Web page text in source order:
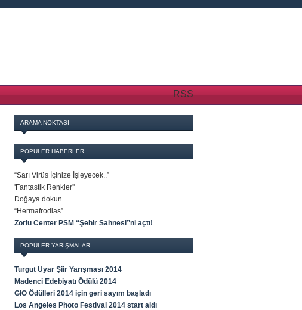
RSS
ARAMA NOKTASI
POPÜLER HABERLER
“Sarı Virüs İçinize İşleyecek..”
'Fantastik Renkler''
Doğaya dokun
“Hermafrodias”
Zorlu Center PSM “Şehir Sahnesi”ni açtı!
POPÜLER YARIŞMALAR
Turgut Uyar Şiir Yarışması 2014
Madenci Edebiyatı Ödülü 2014
GIO Ödülleri 2014 için geri sayım başladı
Los Angeles Photo Festival 2014 start aldı